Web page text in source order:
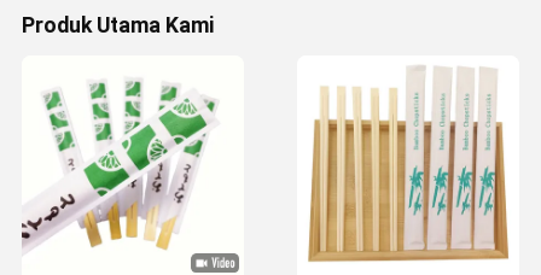
Produk Utama Kami